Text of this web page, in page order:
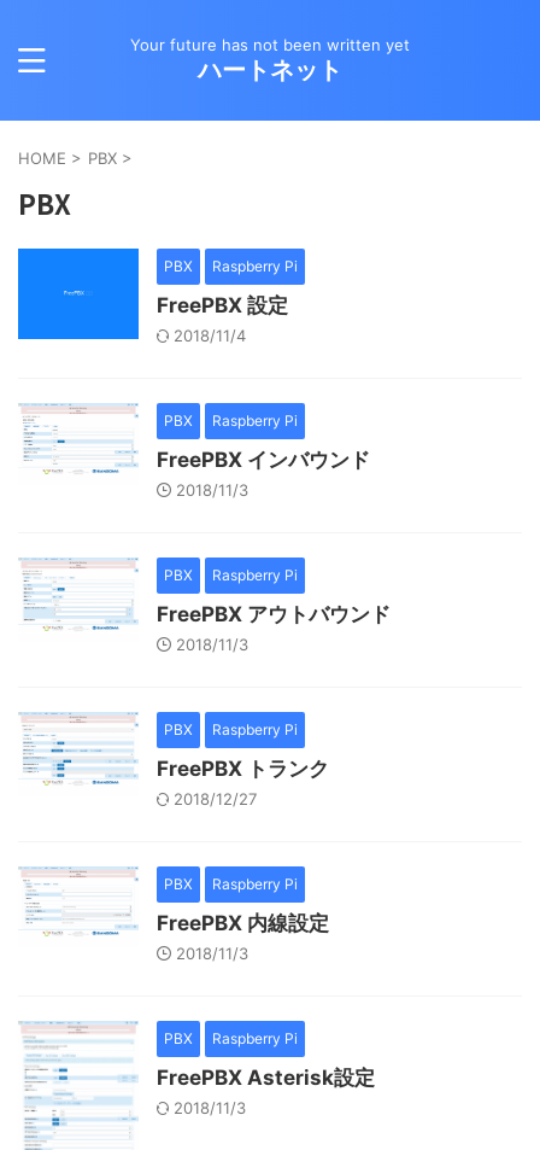
Your future has not been written yet
ハートネット
HOME > PBX >
PBX
PBX Raspberry Pi
FreePBX 設定
2018/11/4
PBX Raspberry Pi
FreePBX インバウンド
2018/11/3
PBX Raspberry Pi
FreePBX アウトバウンド
2018/11/3
PBX Raspberry Pi
FreePBX トランク
2018/12/27
PBX Raspberry Pi
FreePBX 内線設定
2018/11/3
PBX Raspberry Pi
FreePBX Asterisk設定
2018/11/3